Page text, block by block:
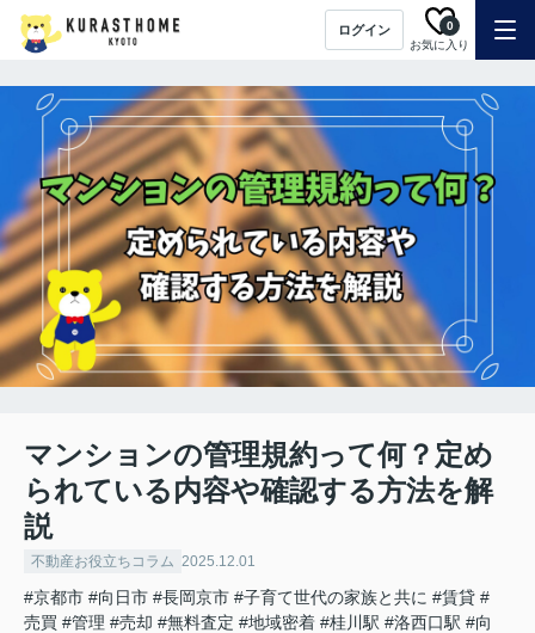
ログイン
お気に入り
0
マンションの管理規約って何？定め
られている内容や確認する方法を解
説
不動産お役立ちコラム 2025.12.01
#京都市 #向日市 #長岡京市 #子育て世代の家族と共に #賃貸 #
売買 #管理 #売却 #無料査定 #地域密着 #桂川駅 #洛西口駅 #向